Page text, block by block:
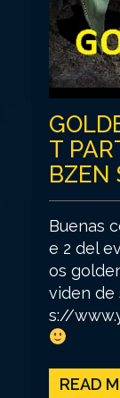
T
BZEN
Buenas
e 2 del
os
viden de
s://
READ